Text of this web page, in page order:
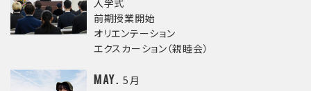
入学式
前期授業開始
オリエンテーション
エクスカーション（親睦会）
May.
5月